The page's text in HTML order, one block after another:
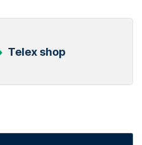
Telex shop